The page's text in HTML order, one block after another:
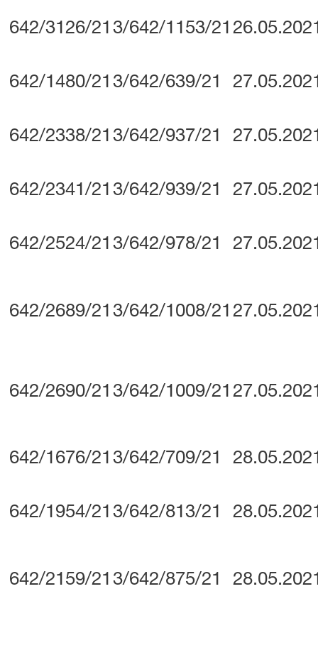
642/3126/21 3/642/1153/21
642/1480/21 3/642/639/21
642/2338/21 3/642/937/21
642/2341/21 3/642/939/21
642/2524/21 3/642/978/21
642/2689/21 3/642/1008/21
642/2690/21 3/642/1009/21
642/1676/21 3/642/709/21
642/1954/21 3/642/813/21
642/2159/21 3/642/875/21